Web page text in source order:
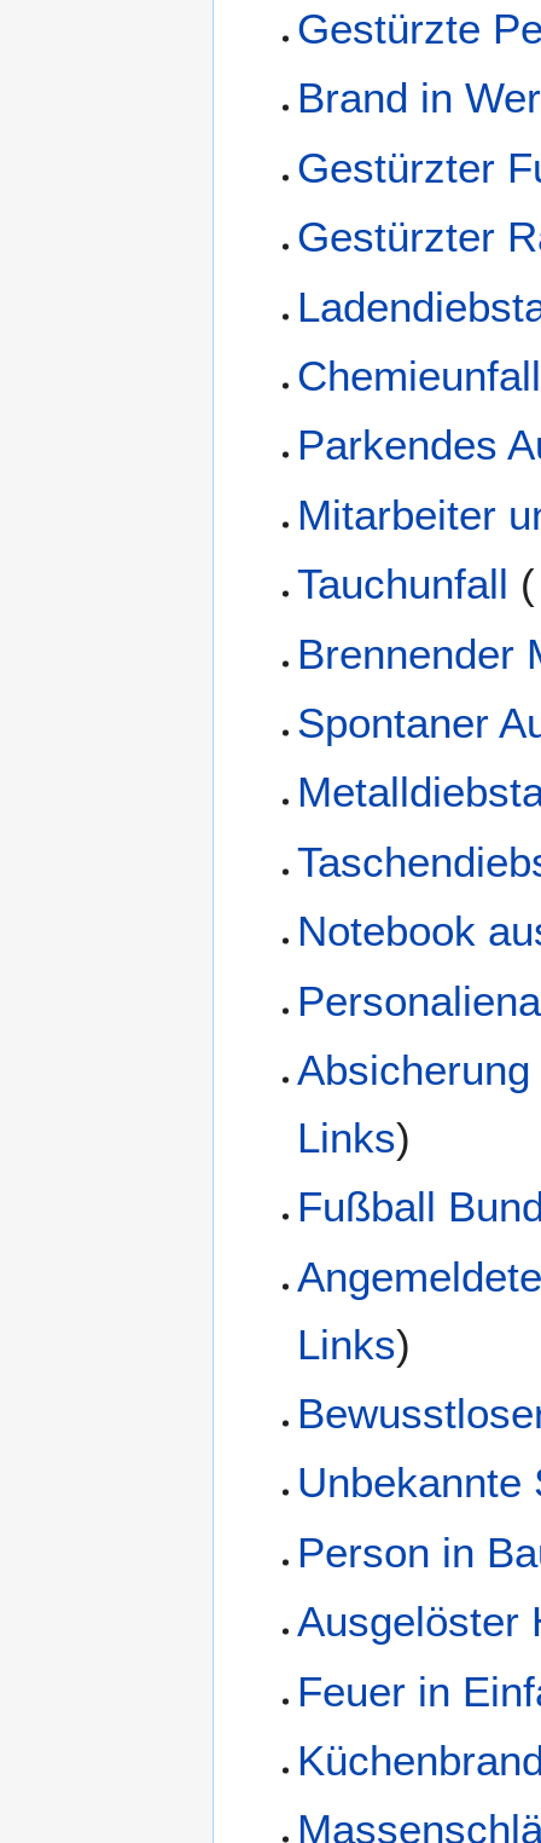
Gestürzte
Brand in
Gestürzter
Gestürzter
Parkendes
Mitarbeiter
Tauchunfall (
Brennender
Spontaner
Notebook
Links)
Fußball
Links)
Unbekannte
Person in
Ausgelöster
Feuer in